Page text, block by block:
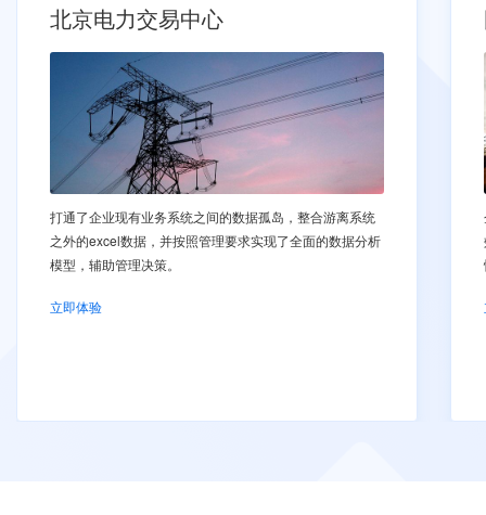
北京电力交易中心
打通了企业现有业务系统之间的数据孤岛，整合游离系统
之外的excel数据，并按照管理要求实现了全面的数据分析
模型，辅助管理决策。
立即体验